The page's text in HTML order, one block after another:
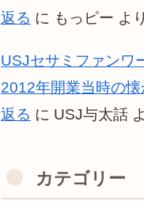
返る に もっピー より
USJセサミファンワ
2012年開業当時の
返る に USJ与太話
カテゴリー